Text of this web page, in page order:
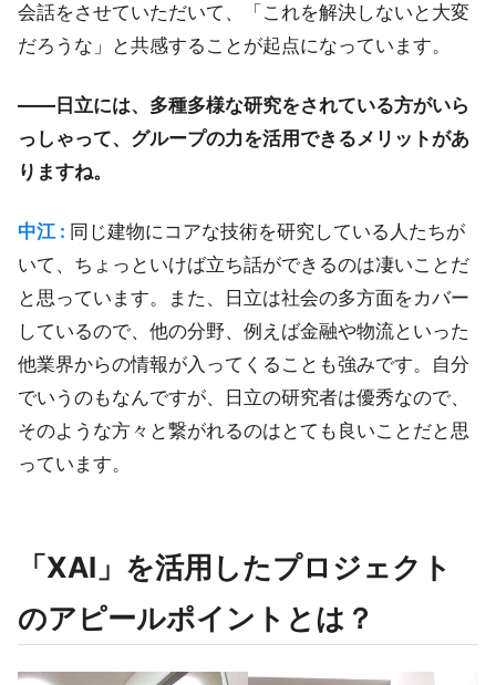
会話をさせていただいて、「これを解決しないと大変
だろうな」と共感することが起点になっています。
――日立には、多種多様な研究をされている方がいら
っしゃって、グループの力を活用できるメリットがあ
りますね。
中江 : 同じ建物にコアな技術を研究している人たちが
いて、ちょっといけば立ち話ができるのは凄いことだ
と思っています。また、日立は社会の多方面をカバー
しているので、他の分野、例えば金融や物流といった
他業界からの情報が入ってくることも強みです。自分
でいうのもなんですが、日立の研究者は優秀なので、
そのような方々と繋がれるのはとても良いことだと思
っています。
「XAI」を活用したプロジェクト
のアピールポイントとは？